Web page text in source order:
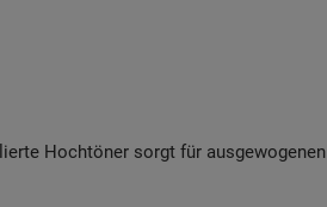
Hochtöner sorgt für ausgewogenen